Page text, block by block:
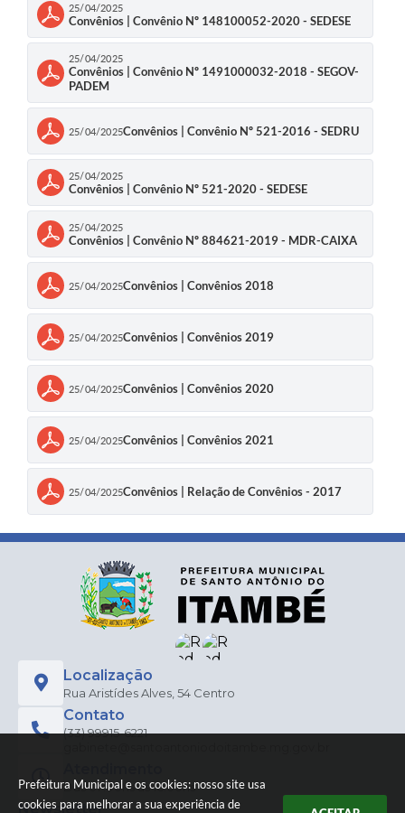
Prefeitura Municipal e os cookies: nosso site usa
cookies para melhorar a sua experiência de
25/04/2025
Convênios | Convênio Nº 148100052-2020 - SEDESE
25/04/2025
Convênios | Convênio Nº 1491000032-2018 - SEGOV-
PADEM
25/04/2025Convênios | Convênio Nº 521-2016 - SEDRU
25/04/2025
Convênios | Convênio Nº 521-2020 - SEDESE
25/04/2025
Convênios | Convênio Nº 884621-2019 - MDR-CAIXA
25/04/2025Convênios | Convênios 2018
25/04/2025Convênios | Convênios 2019
25/04/2025Convênios | Convênios 2020
25/04/2025Convênios | Convênios 2021
25/04/2025Convênios | Relação de Convênios - 2017
Localização
Rua Aristídes Alves, 54 Centro
Contato
(33) 99915-6221
Das 07:00hs às 16:00hs
Newsletter